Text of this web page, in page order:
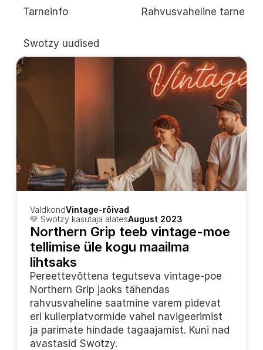
Tarneinfo Rahvusvaheline tarne
Swotzy uudised
ValdkondVintage-rõivad
💛 Swotzy kasutaja alatesAugust 2023
Northern Grip teeb vintage-moe
tellimise üle kogu maailma
lihtsaks
Pereettevõttena tegutseva vintage-poe
Northern Grip jaoks tähendas
rahvusvaheline saatmine varem pidevat
eri kullerplatvormide vahel navigeerimist
ja parimate hindade tagaajamist. Kuni nad
avastasid Swotzy.